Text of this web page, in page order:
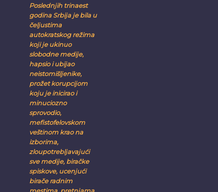
Poslednjih trinaest
godina Srbija je bila u
čeljustima
autokratskog režima
koji je ukinuo
slobodne medije,
hapsio i ubijao
neistomišljenike,
prožet korupcijom
koju je inicirao i
minuciozno
sprovodio,
mefistofelovskom
veštinom krao na
izborima,
zloupotrebljavajući
sve medije, biračke
spiskove, ucenjući
birače radnim